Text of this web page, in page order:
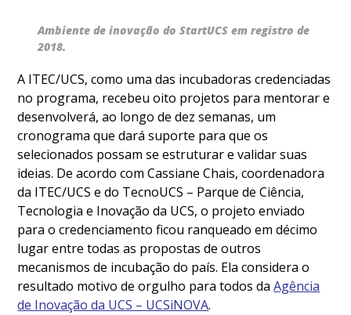
Ambiente de inovação do StartUCS em registro de
2018.
A ITEC/UCS, como uma das incubadoras credenciadas
no programa, recebeu oito projetos para mentorar e
desenvolverá, ao longo de dez semanas, um
cronograma que dará suporte para que os
selecionados possam se estruturar e validar suas
ideias. De acordo com Cassiane Chais, coordenadora
da ITEC/UCS e do TecnoUCS – Parque de Ciência,
Tecnologia e Inovação da UCS, o projeto enviado
para o credenciamento ficou ranqueado em décimo
lugar entre todas as propostas de outros
mecanismos de incubação do país. Ela considera o
resultado motivo de orgulho para todos daAgência
de Inovação da UCS – UCSiNOVA.